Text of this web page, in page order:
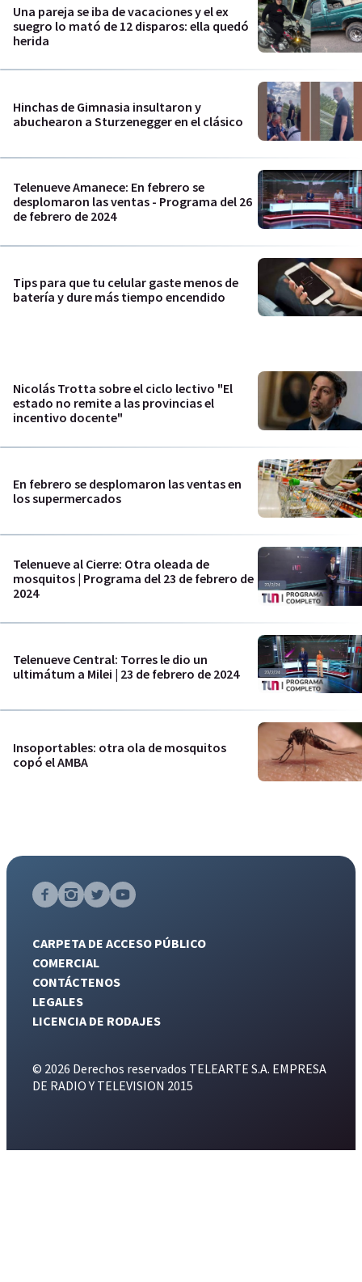
Una pareja se iba de vacaciones y el ex
suegro lo mató de 12 disparos: ella quedó
herida
Hinchas de Gimnasia insultaron y
abuchearon a Sturzenegger en el clásico
Telenueve Amanece: En febrero se
desplomaron las ventas - Programa del 26
de febrero de 2024
Tips para que tu celular gaste menos de
batería y dure más tiempo encendido
Nicolás Trotta sobre el ciclo lectivo "El
estado no remite a las provincias el
incentivo docente"
En febrero se desplomaron las ventas en
los supermercados
Telenueve al Cierre: Otra oleada de
mosquitos | Programa del 23 de febrero de
2024
Telenueve Central: Torres le dio un
ultimátum a Milei | 23 de febrero de 2024
Insoportables: otra ola de mosquitos
copó el AMBA
CARPETA DE ACCESO PÚBLICO
COMERCIAL
CONTÁCTENOS
LEGALES
LICENCIA DE RODAJES
© 2026 Derechos reservados TELEARTE S.A. EMPRESA
DE RADIO Y TELEVISION 2015